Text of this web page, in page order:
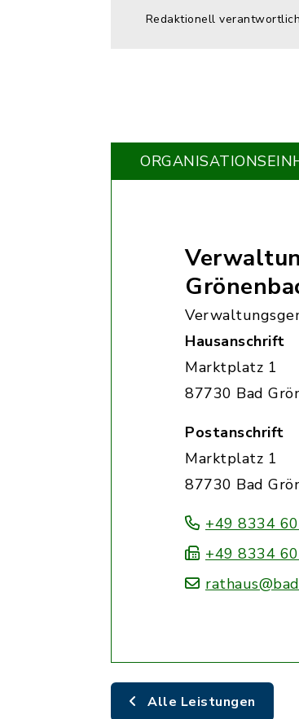
Redaktionell
Hausanschrift
Marktplatz 1
87730 Bad
Postanschrift
Marktplatz 1
87730 Bad
+49 8334
+49 8334
Alle Leistungen